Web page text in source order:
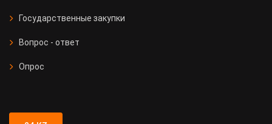
Государственные закупки
Вопрос - ответ
Опрос